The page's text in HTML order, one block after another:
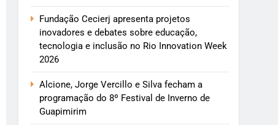
Fundação Cecierj apresenta projetos
inovadores e debates sobre educação,
tecnologia e inclusão no Rio Innovation Week
2026
Alcione, Jorge Vercillo e Silva fecham a
programação do 8º Festival de Inverno de
Guapimirim